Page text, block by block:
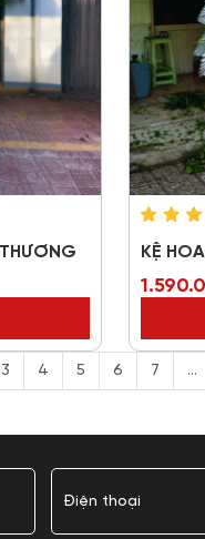
KỆ
3 4 5 6 7 ...